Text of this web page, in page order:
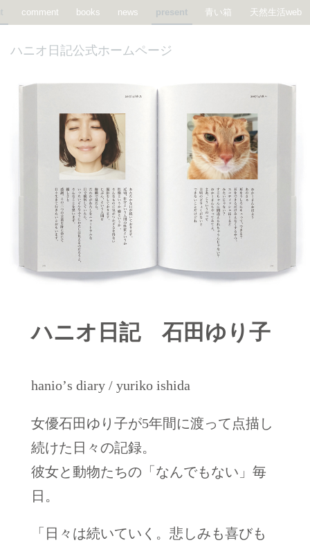
comment books news present 青い箱 天然生活web
HOME
ハニオ日記公式ホームページ
ハニオ日記 石田ゆり子
hanioʼs diary / yuriko ishida
女優石田ゆり子が5年間に渡って点描し
続けた日々の記録。
彼女と動物たちの「なんでもない」毎
日。
「日々は続いていく。悲しみも喜びも